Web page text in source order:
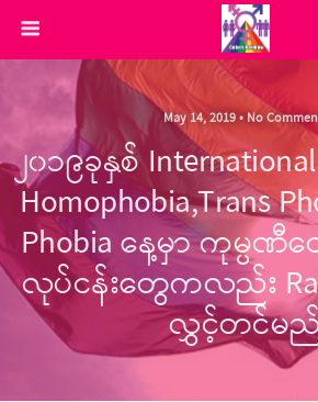
May 14, 2019 • No
၂၀၁၉ခုနှစ်
Homophobia,Trans
Phobia နေ့မှာ ကုမ္ပဏီတွ
လုပ်ငန်းတွေကလည်း
လွှင့်တင်မ